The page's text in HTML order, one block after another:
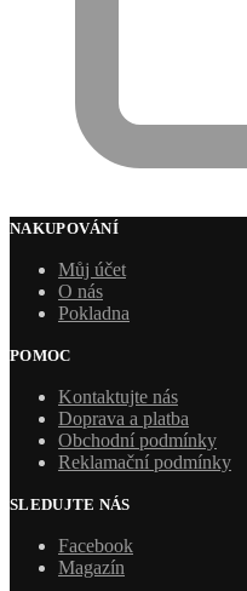
NAKUPOVÁNÍ
Můj účet
O nás
Pokladna
POMOC
Kontaktujte nás
Doprava a platba
Obchodní podmínky
Reklamační podmínky
SLEDUJTE NÁS
Facebook
Magazín